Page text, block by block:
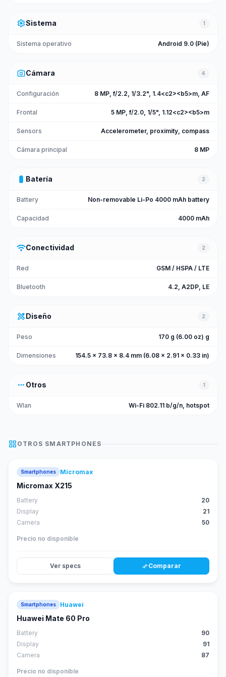
settingsSistema 1
Sistema operativo Android 9.0 (Pie)
photo_cameraCámara 4
Configuración 8 MP, f/2.2, 1/3.2", 1.4<c2><b5>m, AF
Frontal 5 MP, f/2.0, 1/5", 1.12<c2><b5>m
Sensors Accelerometer, proximity, compass
Cámara principal 8 MP
battery_full Batería 2
Battery Non-removable Li-Po 4000 mAh battery
Capacidad 4000 mAh
wifiConectividad 2
Red GSM / HSPA / LTE
Bluetooth 4.2, A2DP, LE
design_servicesDiseño 2
Peso 170 g (6.00 oz) g
Dimensiones 154.5 x 73.8 x 8.4 mm (6.08 x 2.91 x 0.33 in)
more_horiz Otros 1
Wlan Wi-Fi 802.11 b/g/n, hotspot
grid_view OTROS SMARTPHONES
Smartphones Micromax
Micromax X215
Battery
20
Display
21
Camera
50
Precio no disponible
Ver specs compare_arrowsComparar
Smartphones Huawei
Huawei Mate 60 Pro
Battery
90
Display
91
Camera
87
Precio no disponible